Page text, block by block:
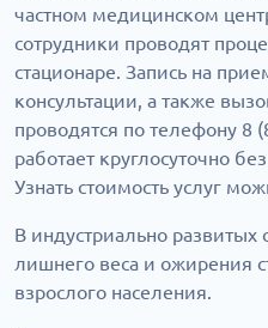
частном медицинском
сотрудники проводят
стационаре. Запись на
консультации, а также
проводятся по телефону 8
работает круглосуточно
Узнать стоимость услуг
В индустриально развитых
лишнего веса и ожирения
взрослого населения.